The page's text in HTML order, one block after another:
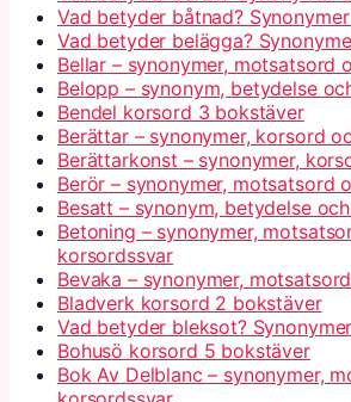
Vad betyder båtnad?
Vad betyder belägga?
Bellar – synonymer, motsatsord
Belopp – synonym, betydelse
Bendel korsord 3 bokstäver
Berättar – synonymer, korsord
Berättarkonst – synonymer,
Berör – synonymer, motsatsord
Besatt – synonym, betydelse
Betoning – synonymer,
korsordssvar
Bevaka – synonymer,
Bladverk korsord 2 bokstäver
Vad betyder bleksot?
Bohusö korsord 5 bokstäver
Bok Av Delblanc – synonymer,